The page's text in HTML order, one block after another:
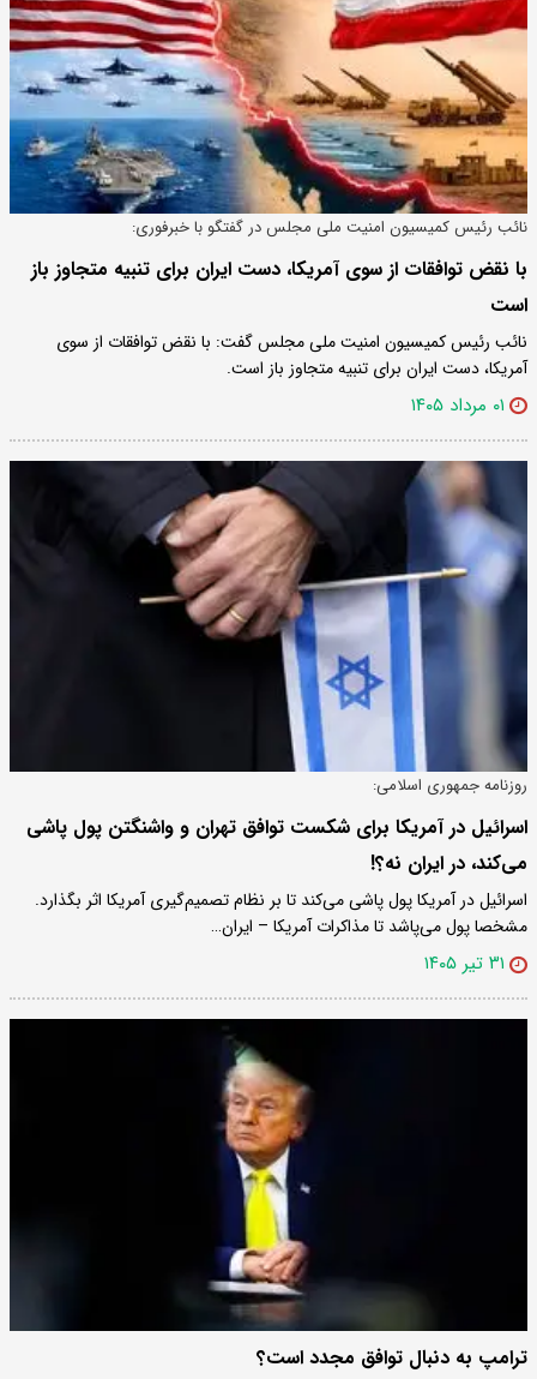
نائب رئیس کمیسیون امنیت ملی مجلس در گفتگو با خبرفوری:
با نقض توافقات از سوی آمریکا، دست ایران برای تنبیه متجاوز باز
است
نائب رئیس کمیسیون امنیت ملی مجلس گفت: با نقض توافقات از سوی
آمریکا، دست ایران برای تنبیه متجاوز باز است.
۰۱ مرداد ۱۴۰۵
روزنامه جمهوری اسلامی:
اسرائیل در آمریکا برای شکست توافق تهران و واشنگتن پول پاشی
می‌کند، در ایران نه؟!
اسرائیل در آمریکا پول پاشی می‌کند تا بر نظام تصمیم‌گیری آمریکا اثر بگذارد.
مشخصا پول می‌پاشد تا مذاکرات آمریکا – ایران…
۳۱ تیر ۱۴۰۵
ترامپ به دنبال توافق مجدد است؟